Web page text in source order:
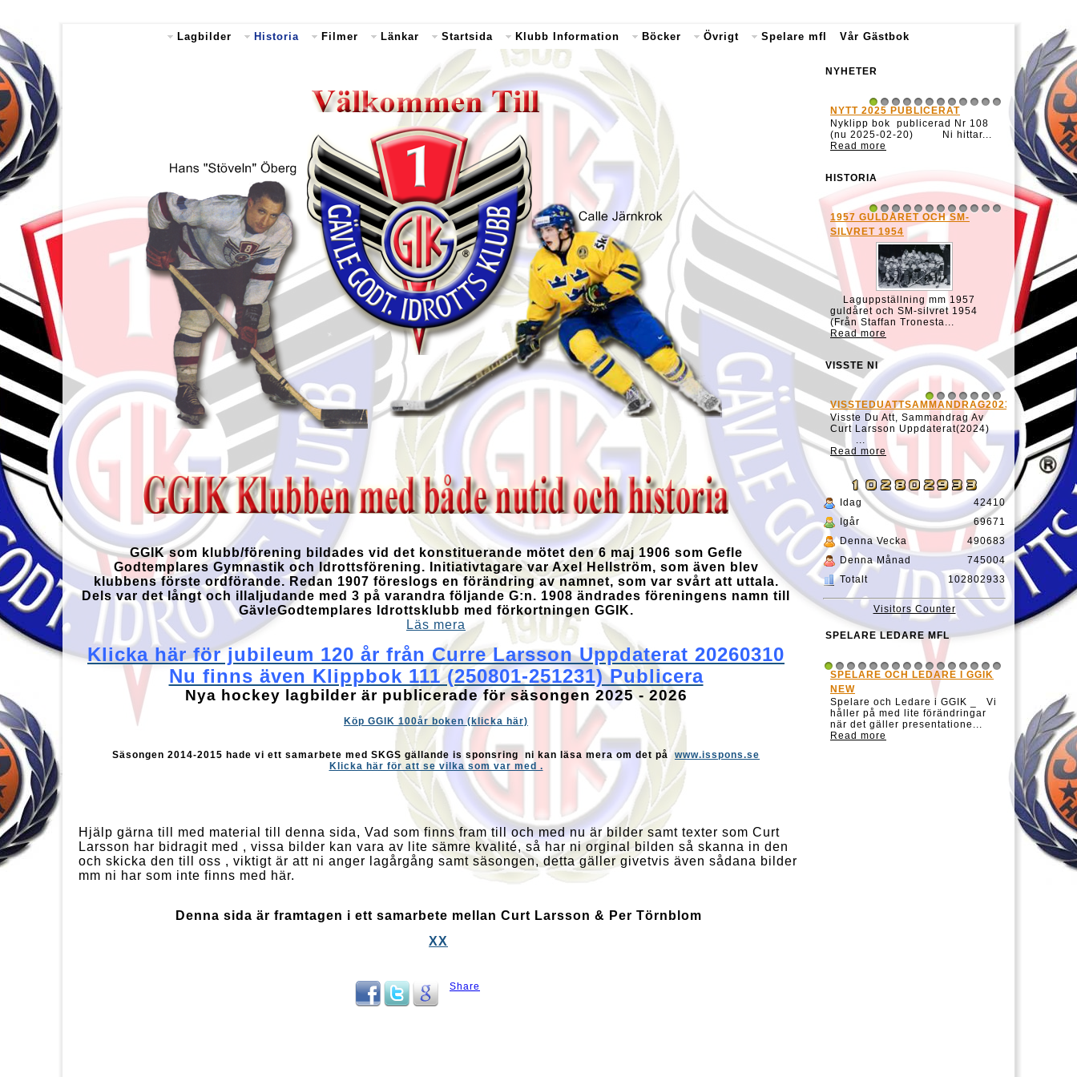
Lagbilder Historia Filmer Länkar Startsida Klubb Information Böcker Övrigt Spelare mfl Vår Gästbok
GGIK som klubb/förening bildades vid det konstituerande mötet den 6 maj 1906 som Gefle
Godtemplares Gymnastik och Idrottsförening. Initiativtagare var Axel Hellström, som även blev
klubbens förste ordförande. Redan 1907 föreslogs en förändring av namnet, som var svårt att uttala.
Dels var det långt och illaljudande med 3 på varandra följande G:n. 1908 ändrades föreningens namn till
GävleGodtemplares Idrottsklubb med förkortningen GGIK.
Läs mera
Klicka här för jubileum 120 år från Curre Larsson Uppdaterat 20260310
Nu finns även Klippbok 111 (250801-251231) Publicera
Nya hockey lagbilder är publicerade för säsongen 2025 - 2026
Köp GGIK 100år boken (klicka här)
Säsongen 2014-2015 hade vi ett samarbete med SKGS gällande is sponsring ni kan läsa mera om det på www.isspons.se
Klicka här för att se vilka som var med .
Hjälp gärna till med material till denna sida, Vad som finns fram till och med nu är bilder samt texter som Curt
Larsson har bidragit med , vissa bilder kan vara av lite sämre kvalité, så har ni orginal bilden så skanna in den
och skicka den till oss , viktigt är att ni anger lagårgång samt säsongen, detta gäller givetvis även sådana bilder
mm ni har som inte finns med här.
Denna sida är framtagen i ett samarbete mellan Curt Larsson & Per Törnblom
XX
NYHETER
1 2 3 4 5 6 7 8 9
NYTT 2025 PUBLICERAT
Nyklipp bok publicerad Nr 108
(nu 2025-02-20) Ni hittar...
Read more
HISTORIA
1 2 3 4 5 6 7 8 9
1957 GULDÅRET OCH SM-
SILVRET 1954
Laguppställning mm 1957
guldåret och SM-silvret 1954
(Från Staffan Tronesta...
Read more
VISSTE NI
1 2 3 4 5 6 7
VISSTEDUATTSAMMANDRAG20231127
Visste Du Att, Sammandrag Av
Curt Larsson Uppdaterat(2024)
...
Read more
Idag
Igår
Denna Vecka
Denna Månad
Totalt
42410
69671
490683
745004
102802933
Visitors Counter
SPELARE LEDARE MFL
2 3 4 5 6 7 8 9 10111213141516
SPELARE OCH LEDARE I GGIK
NEW
Spelare och Ledare i GGIK _ Vi
håller på med lite förändringar
när det gäller presentatione...
Read more
Share